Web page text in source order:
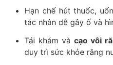
Hạn chế hút thuốc,
tác nhân dễ gây ố và
Tái khám và cạo vôi
duy trì sức khỏe răng